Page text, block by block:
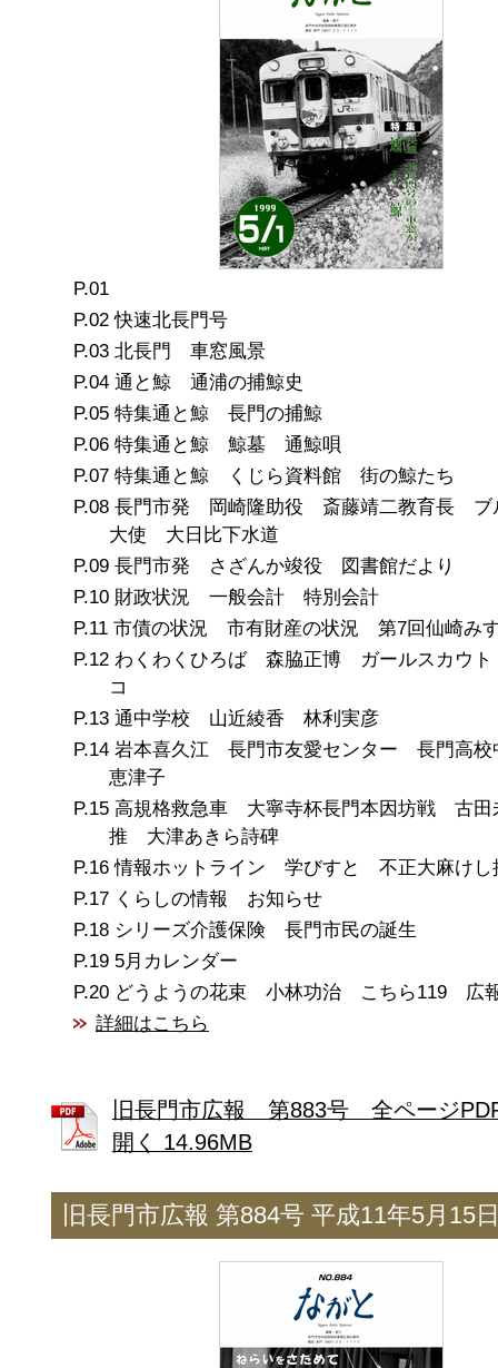
快速北長門号
北長門 車窓風景
通と鯨 通浦の捕鯨史
特集通と鯨 長門の捕鯨
特集通と鯨 鯨墓 通鯨唄
特集通と鯨 くじら資料館 街の鯨たち
長門市発 岡崎隆助役 斎藤靖二教育長 ブ
大使 大日比下水道
長門市発 さざんか竣役 図書館だより
財政状況 一般会計 特別会計
市債の状況 市有財産の状況 第7回仙崎み
わくわくひろば 森脇正博 ガールスカウ
コ
通中学校 山近綾香 林利実彦
岩本喜久江 長門市友愛センター 長門高
恵津子
高規格救急車 大寧寺杯長門本因坊戦 古
推 大津あきら詩碑
情報ホットライン 学びすと 不正大麻けし
くらしの情報 お知らせ
シリーズ介護保険 長門市民の誕生
5月カレンダー
どうようの花束 小林功治 こちら119 広
詳細はこちら
旧長門市広報 第883号 全ページ
開く 14.96MB
旧長門市広報 第884号 平成11年5月15